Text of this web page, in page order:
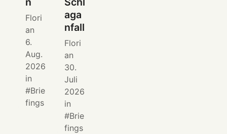
Flori
an
6.
Aug.
2026
in
Brie
fings
aga
nfall
Flori
an
30.
Juli
2026
in
Brie
fings